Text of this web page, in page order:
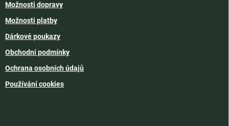
Možnosti dopravy
Možnosti platby
Dárkové poukazy
Obchodní podmínky
Ochrana osobních údajů
Používání cookies